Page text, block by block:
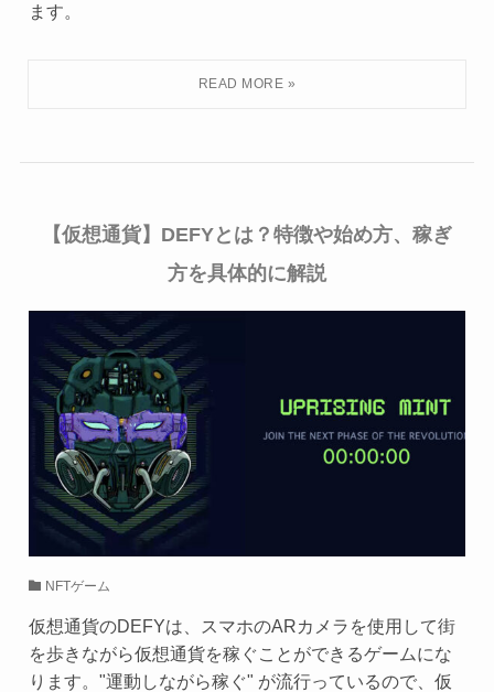
ます。
【仮想通貨】DEFYとは？特徴や始め方、稼ぎ
方を具体的に解説
NFTゲーム
仮想通貨のDEFYは、スマホのARカメラを使用して街
を歩きながら仮想通貨を稼ぐことができるゲームにな
ります。"運動しながら稼ぐ" が流行っているので、仮